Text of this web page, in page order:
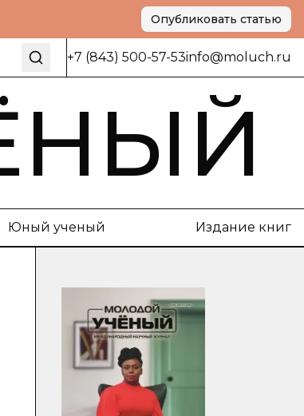
Опубликовать статью
+7 (843) 500-57-53info@moluch.ru
Юный ученый Издание книг